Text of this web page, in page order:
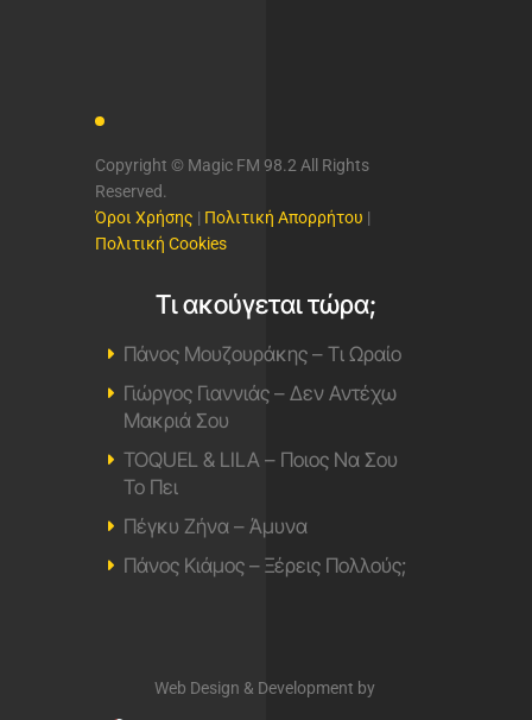
Copyright © Magic FM 98.2 All Rights
Reserved.
Όροι Χρήσης | Πολιτική Απορρήτου |
Πολιτική Cookies
Τι ακούγεται τώρα;
Πάνος Μουζουράκης – Τι Ωραίο
Γιώργος Γιαννιάς – Δεν Αντέχω
Μακριά Σου
TOQUEL & LILA – Ποιος Να Σου
Το Πει
Πέγκυ Ζήνα – Άμυνα
Πάνος Κιάμος – Ξέρεις Πολλούς;
Web Design & Development by